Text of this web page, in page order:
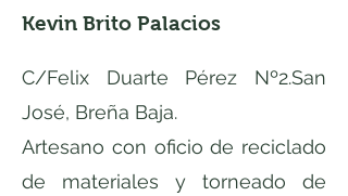
Kevin Brito Palacios
C/Felix Duarte Pérez Nº2.San
José, Breña Baja.
Artesano con oficio de reciclado
de materiales y torneado de